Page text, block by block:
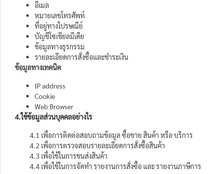
อีเมล
หมายเลขโทรศัพท์
ที่อยู่ทางไปรษณีย์
บัญชีโซเชียลมีเดีย
ข้อมูลทางธุรกรรม
รายละเอียดการสั่งซื้อและชำระเงิน
ข้อมูลทางเทคนิค
IP address
Cookie
Web Browser
4.ใช้ข้อมูลส่วนบุคคลอย่างไร
4.1 เพื่อการติดต่อสอบถามข้อมูล ซื้อขาย สินค้า หรือ บริการ
4.2 เพื่อการตรวจสอบรายละเอียดการสั่งซื้อสินค้า
4.3 เพื่อใช้ในการขนส่งสินค้า
4.4 เพื่อใช้ในการจัดทำ รายงานการสั่งซื้อ และ รายงานภาษีการ